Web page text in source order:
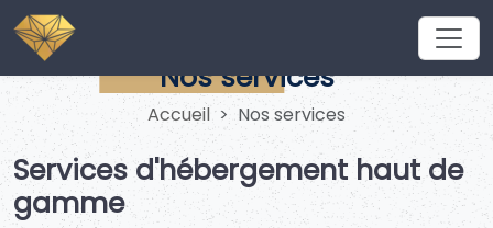
Nos services
Accueil Nos services
Services d'hébergement haut de
gamme